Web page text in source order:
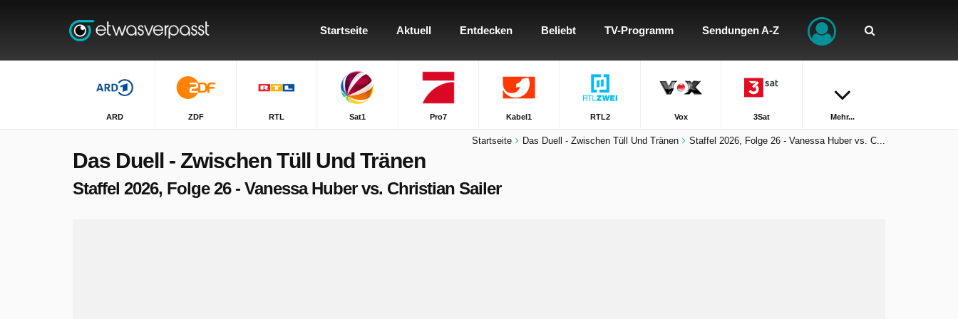
Startseite Aktuell Entdecken Beliebt TV-Programm Sendungen A-Z
ARD ZDF RTL Sat1 Pro7 Kabel1 RTL2 Vox 3Sat Mehr...
Startseite Das Duell - Zwischen Tüll Und Tränen Staffel 2026, Folge 26 - Vanessa Huber vs. C...
Das Duell - Zwischen Tüll Und Tränen
Staffel 2026, Folge 26 - Vanessa Huber vs. Christian Sailer